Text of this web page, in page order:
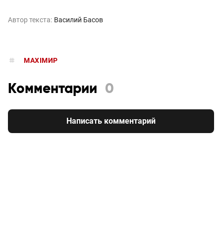
Автор текста: Василий Басов
MAXIMИР
Комментарии 0
Написать комментарий